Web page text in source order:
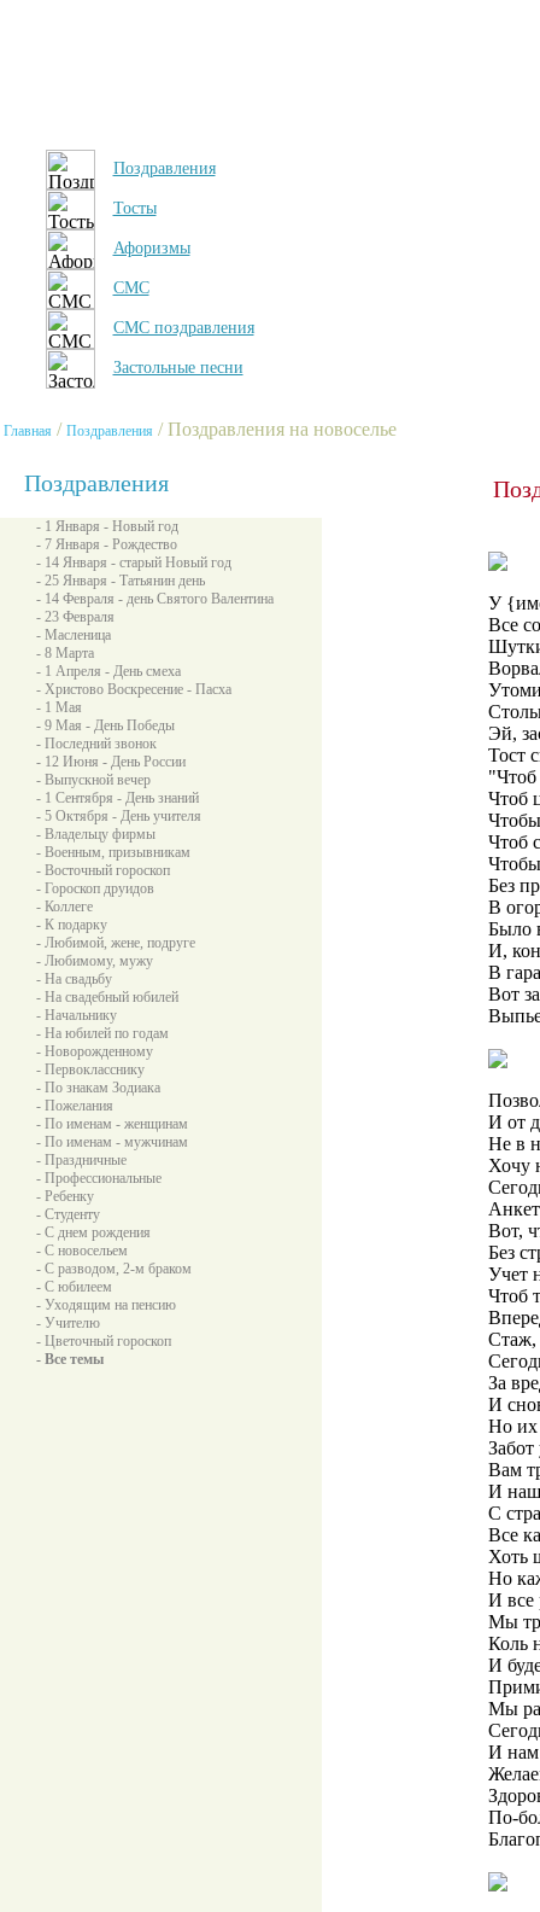
Поздравления
Тосты
Афоризмы
СМС
СМС поздравления
Застольные песни
Главная / Поздравления / Поздравления на новоселье
Поздравления
- 1 Января - Новый год
- 7 Января - Рождество
- 14 Января - старый Новый год
- 25 Января - Татьянин день
- 14 Февраля - день Святого Валентина
- 23 Февраля
- Масленица
- 8 Марта
- 1 Апреля - День смеха
- Христово Воскресение - Пасха
- 1 Мая
- 9 Мая - День Победы
- Последний звонок
- 12 Июня - День России
- Выпускной вечер
- 1 Сентября - День знаний
- 5 Октября - День учителя
- Владельцу фирмы
- Военным, призывникам
- Восточный гороскоп
- Гороскоп друидов
- Коллеге
- К подарку
- Любимой, жене, подруге
- Любимому, мужу
- На свадьбу
- На свадебный юбилей
- Начальнику
- На юбилей по годам
- Новорожденному
- Первокласснику
- По знакам Зодиака
- Пожелания
- По именам - женщинам
- По именам - мужчинам
- Праздничные
- Профессиональные
- Ребенку
- Студенту
- С днем рождения
- С новосельем
- С разводом, 2-м браком
- С юбилеем
- Уходящим на пенсию
- Учителю
- Цветочный гороскоп
- Все темы
У
Все
Эй,
Тост
"Чтоб
Чтоб
Чтоб
Чтобы
Без
В
Было
И,
В
Вот
И от
Не в
Хочу
Вот,
Без
Учет
Чтоб
Стаж,
За
И
Но их
Забот
Вам
И наш
С
Все
Хоть
Но
И все
Мы
Коль
И
Мы
И нам
По-